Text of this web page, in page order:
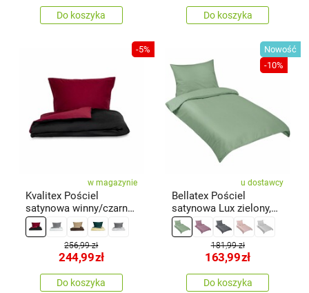
Do koszyka Do koszyka
-5%
w magazynie
Kvalitex Pościel
satynowa winny/czarny,
140 × 200 cm, 70 × 90
cm
256,99 zł
244,99zł
Do koszyka
Nowość
-10%
u dostawcy
Bellatex Pościel
satynowa Lux zielony,
140 × 200, 70 × 90 cm
181,99 zł
163,99zł
Do koszyka